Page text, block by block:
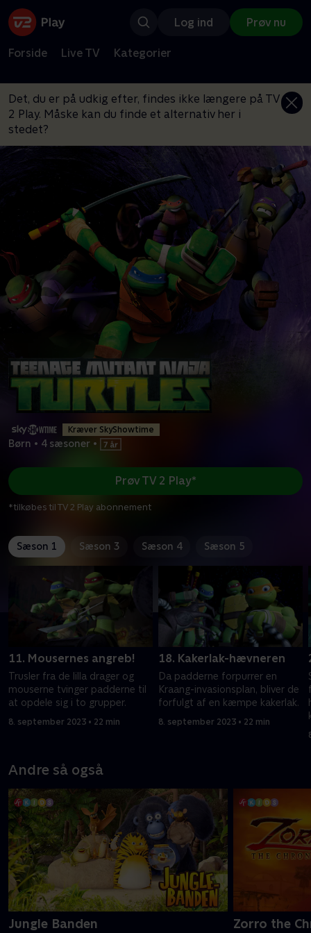
Log ind Prøv nu
Forside Live TV Kategorier
Det, du er på udkig efter, findes ikke længere på TV
2 Play. Måske kan du finde et alternativ her i
stedet?
Kræver SkyShowtime
Børn • 4 sæsoner •
Prøv TV 2 Play*
*tilkøbes til TV 2 Play abonnement
Sæson 1 Sæson 3 Sæson 4 Sæson 5
11. Mousernes angreb!
Trusler fra de lilla drager og
mouserne tvinger padderne til
at opdele sig i to grupper.
8. september 2023 • 22 min
18. Kakerlak-hævneren
Da padderne forpurrer en
Kraang-invasionsplan, bliver de
forfulgt af en kæmpe kakerlak.
8. september 2023 • 22 min
Andre så også
Jungle Banden Zorro the